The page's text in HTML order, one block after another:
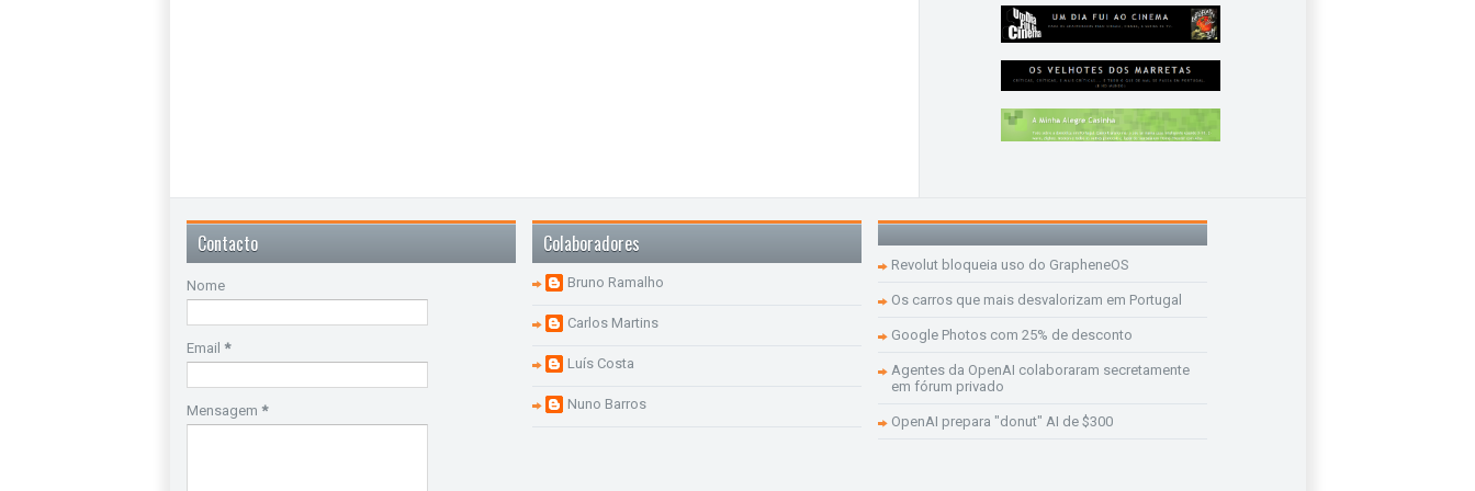
Contacto
Nome
Email *
Mensagem *
Colaboradores
Bruno Ramalho
Carlos Martins
Luís Costa
Nuno Barros
Revolut bloqueia uso do GrapheneOS
Os carros que mais desvalorizam em Portugal
Google Photos com 25% de desconto
Agentes da OpenAI colaboraram secretamente
em fórum privado
OpenAI prepara "donut" AI de $300